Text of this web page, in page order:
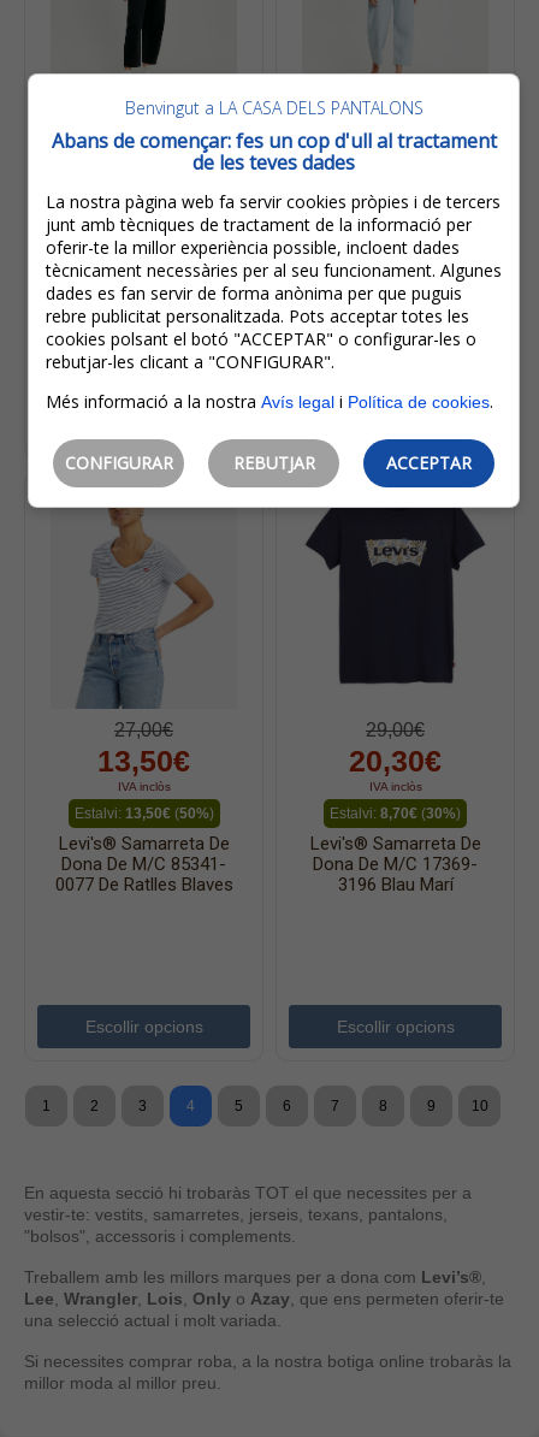
27,00€
21,60€
Estalvi:5,40€(20%)
Levi’s® Samarreta De
Dona De M/c 85341-
0003 Negra
27,00€
21,60€
Estalvi:5,40€ (20%)
Levi’s® Samarreta De
Dona De M/c 85341-
0002 Blanca
27,00€
13,50€
IVA inclòs
Estalvi: 13,50€(50%)
Levi's® Samarreta De
Dona De M/c 85341-
0077 De Ratlles Blaves
Escollir opcions
29,00€
20,30€
IVA inclòs
Estalvi: 8,70€ (30%)
Levi's® Samarreta De
Dona De M/c 17369-
3196 Blau Marí
Escollir opcions
1 2 3 4 5 6 7 8 9 10
En aquesta secció hi trobaràs TOT el que necessites per a
vestir-te: vestits, samarretes, jerseis, texans, pantalons,
"bolsos", accessoris i complements.
Treballem amb les millors marques per a dona com Levi’s®
Lee Wrangler Lois Only o Azay , que ens permeten oferir-te
una selecció actual i molt variada.
Si necessites comprar roba, a la nostra botiga online trobaràs la
millor moda al millor preu.
Benvingut a LA CASA DELS PANTALONS
Abans de començar: fes un cop d'ull al tractament
de les teves dades
La nostra pàgina web fa servir cookies pròpies i de tercers
junt amb tècniques de tractament de la informació per
oferir-te la millor experiència possible, incloent dades
tècnicament necessàries per al seu funcionament. Algunes
dades es fan servir de forma anònima per que puguis
rebre publicitat personalitzada. Pots acceptar totes les
cookies polsant el botó "ACCEPTAR" o configurar-les o
rebutjar-les clicant a "CONFIGURAR".
Més informació a la nostra Avís legali Política de cookies.
CONFIGURAR REBUTJAR ACCEPTAR